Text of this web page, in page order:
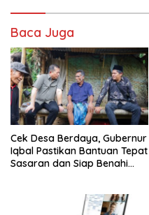
Baca Juga
Cek Desa Berdaya, Gubernur
Iqbal Pastikan Bantuan Tepat
Sasaran dan Siap Benahi